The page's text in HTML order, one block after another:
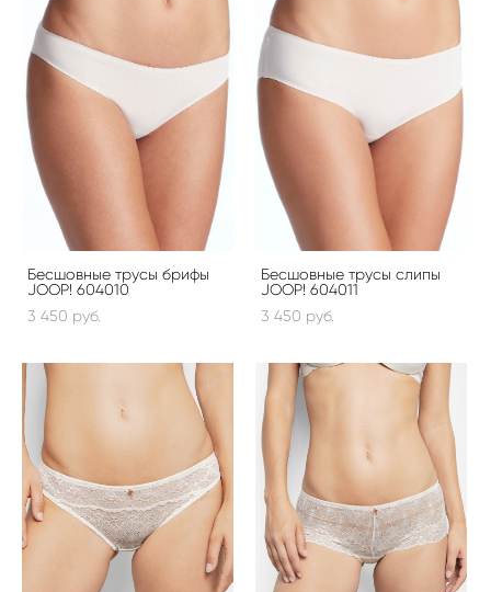
Бесшовные трусы брифы
JOOP! 604010
3 450 pуб.
Бесшовные трусы слипы
JOOP! 604011
3 450 pуб.